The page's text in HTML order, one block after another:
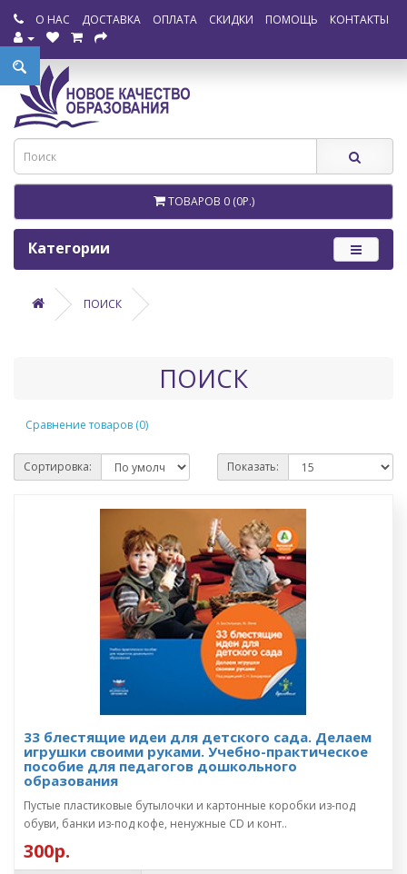
О НАС ДОСТАВКА ОПЛАТА СКИДКИ ПОМОЩЬ КОНТАКТЫ
ТОВАРОВ 0 (0Р.)
Категории
ПОИСК
ПОИСК
Сравнение товаров (0)
Сортировка: Показать:
33 блестящие идеи для детского сада. Делаем
игрушки своими руками. Учебно-практическое
пособие для педагогов дошкольного
образования
Пустые пластиковые бутылочки и картонные коробки из-под
обуви, банки из-под кофе, ненужные CD и конт..
300р.